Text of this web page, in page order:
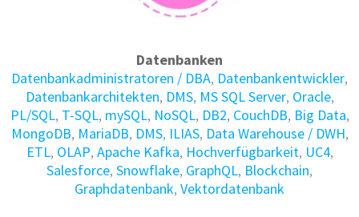
Datenbanken
Daten­bank­administratoren / DBA, Daten­bank­entwickler,
Daten­bank­architekten, DMS, MS SQL Server, Oracle,
PL/SQL, T-SQL, mySQL, NoSQL, DB2, CouchDB, Big Data,
MongoDB, MariaDB, DMS, ILIAS, Data Warehouse / DWH,
ETL, OLAP, Apache Kafka, Hochverfügbarkeit, UC4,
Salesforce, Snowflake, GraphQL, Blockchain,
Graphdatenbank, Vektordatenbank